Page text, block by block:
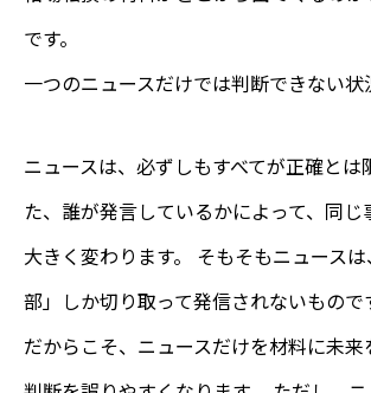
です。
一つのニュースだけでは判断できない状
ニュースは、必ずしもすべてが正確とは
た、誰が発言しているかによって、同じ
大きく変わります。 そもそもニュース
部」しか切り取って発信されないもので
だからこそ、ニュースだけを材料に未来